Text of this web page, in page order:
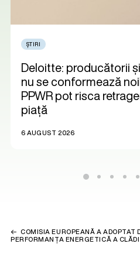
ȘTIRI
Deloitte: producătorii
nu se conformează
PPWR pot risca
piață
6 AUGUST 2026
COMISIA EUROPEANĂ A ADOPTAT
PERFORMANȚA ENERGETICĂ A